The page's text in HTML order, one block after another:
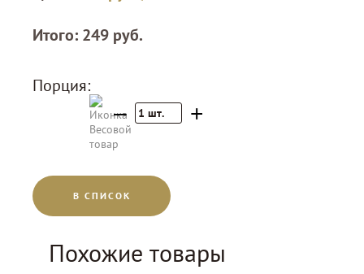
Итого: 249 руб.
Порция:
– 1 шт. +
В СПИСОК
Похожие товары